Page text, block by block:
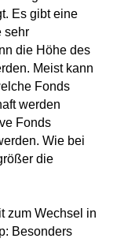
Es gibt eine
sehr
die Höhe des
Meist kann
Fonds
werden
Fonds
Wie bei
die
zum Wechsel in
Besonders